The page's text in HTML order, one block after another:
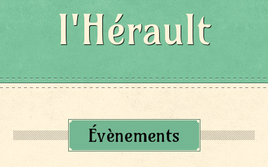
l'Hérault
Évènements